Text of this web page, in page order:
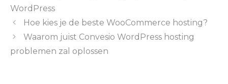
WordPress
Hoe kies je de beste WooCommerce hosting?
Waarom juist Convesio WordPress hosting
problemen zal oplossen